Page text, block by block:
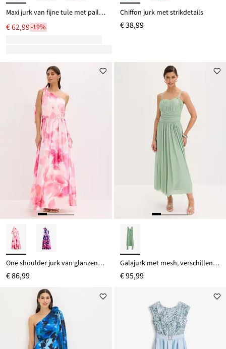
Maxi jurk van fijne tule met paillettenborduursel
€ 62,99-19%
Chiffon jurk met strikdetails
€ 38,99
One shoulder jurk van glanzend satijn
€ 86,99
Galajurk met mesh, verschillende draagvarianten
€ 95,99